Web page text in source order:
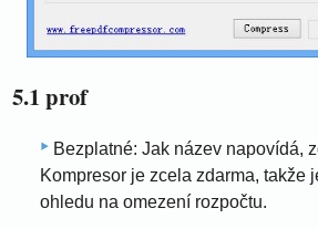
5.1 prof
Bezplatné: Jak název napovídá,
Kompresor je zcela zdarma, takže
ohledu na omezení rozpočtu.